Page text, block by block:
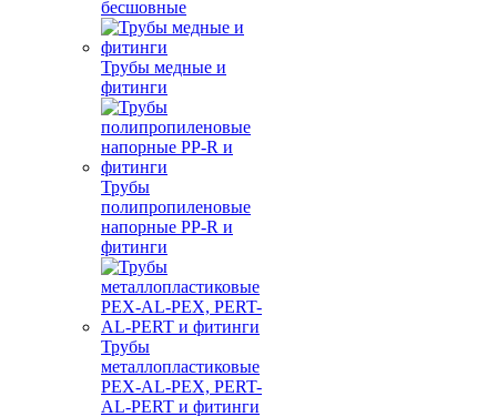
бесшовные
Трубы медные и
фитинги
Трубы
полипропиленовые
напорные PP-R и
фитинги
Трубы
металлопластиковые
PEX-AL-PEX, PERT-
AL-PERT и фитинги